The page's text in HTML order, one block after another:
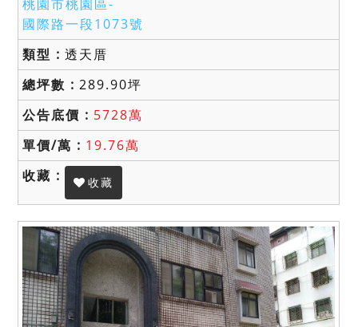
桃園市桃園區-
國際路一段1073號
透天厝
289.90坪
5728萬
19.76萬
收藏